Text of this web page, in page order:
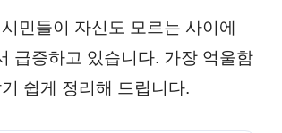
민들이 자신도 모르는 사이에
급증하고 있습니다. 가장 억울함
쉽게 정리해 드립니다.